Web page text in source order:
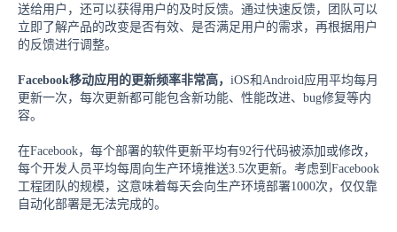
送给用户，还可以获得用户的及时反馈。通过快速反馈，团队可以
立即了解产品的改变是否有效、是否满足用户的需求，再根据用户
的反馈进行调整。
Facebook移动应用的更新频率非常高， iOS和Android应用平均每月
更新一次，每次更新都可能包含新功能、性能改进、bug修复等内
容。
在Facebook，每个部署的软件更新平均有92行代码被添加或修改，
每个开发人员平均每周向生产环境推送3.5次更新。考虑到Facebook
工程团队的规模，这意味着每天会向生产环境部署1000次，仅仅靠
自动化部署是无法完成的。